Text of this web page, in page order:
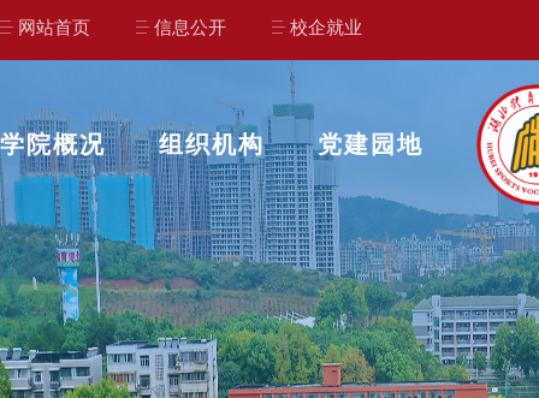
网站首页 信息公开 校企就业
学院概况 组织机构 党建园地